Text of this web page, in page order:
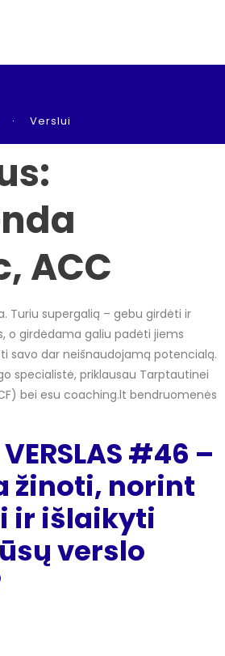
Verslui
ACC
Turiu supergalią – gebu girdėti ir
o girdėdama galiu padėti jiems
savo dar neišnaudojamą potencialą.
specialistė, priklausau Tarptautinei
bei esu coaching.lt bendruomenės
VERSLAS #46 –
žinoti, norint
ir išlaikyti
verslo